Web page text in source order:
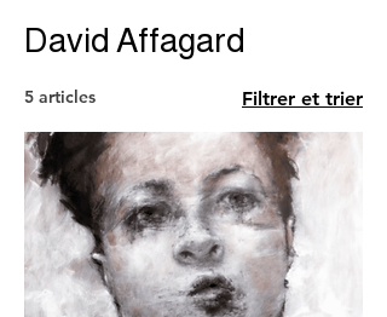
David Affagard
5 articles Filtrer et trier